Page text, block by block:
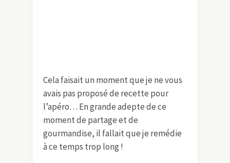
Cela faisait un moment que je ne vous
avais pas proposé de recette pour
l’apéro… En grande adepte de ce
moment de partage et de
gourmandise, il fallait que je remédie
à ce temps trop long !